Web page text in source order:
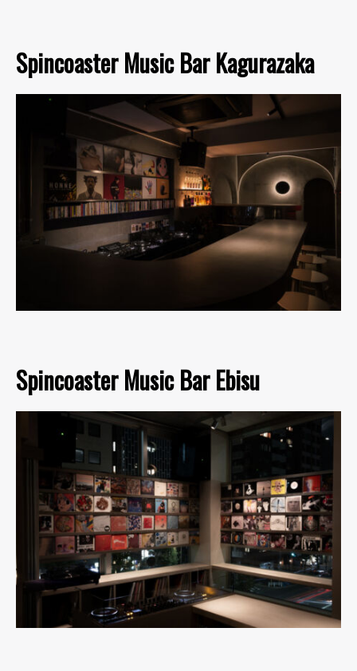
Spincoaster Music Bar Kagurazaka
Spincoaster Music Bar Ebisu